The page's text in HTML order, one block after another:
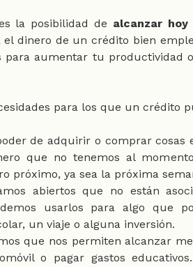
la posibilidad de alcanzar
dinero de un crédito bien
aumentar tu productividad
para los que un crédito
de adquirir o comprar cosas
que no tenemos al
próximo, ya sea la próxima
abiertos que no están
usarlos para algo que
un viaje o alguna inversión.
que nos permiten alcanzar
o pagar gastos